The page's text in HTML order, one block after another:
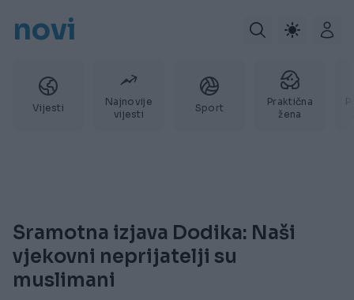
novi
Vijesti
Najnovije
vijesti
Sport
Praktična
žena
Sramotna izjava Dodika: Naši
vjekovni neprijatelji su
muslimani